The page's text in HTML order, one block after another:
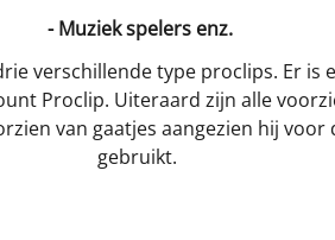
- Muziek spelers enz.
verschillende type proclips. Er is
Proclip. Uiteraard zijn alle
van gaatjes aangezien hij
gebruikt.